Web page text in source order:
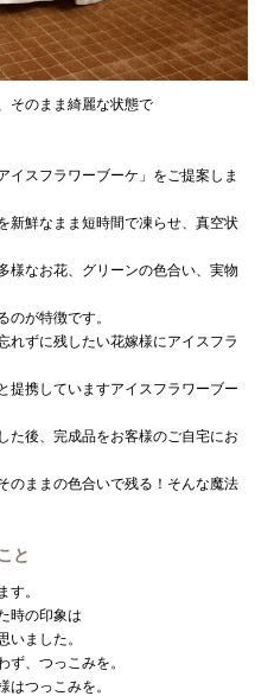
そのまま綺麗な状態で
イスフラワーブーケ」をご提案しま
新鮮なまま短時間で凍らせ、真空状
様なお花、グリーンの色合い、実物
のが特徴です。
れずに残したい花嫁様にアイスフラ
提携していますアイスフラワーブー
た後、完成品をお客様のご自宅にお
のままの色合いで残る！そんな魔法
と
す。
時の印象は
いました。
、つっこみを。
はつっこみを。